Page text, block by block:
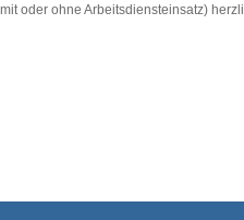
oder ohne Arbeitsdiensteinsatz)